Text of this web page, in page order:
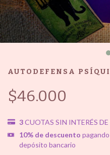
AUTODEFENSA
$46.000
3CUOTAS SIN INTERÉS DE
10% de descuento
depósito bancario